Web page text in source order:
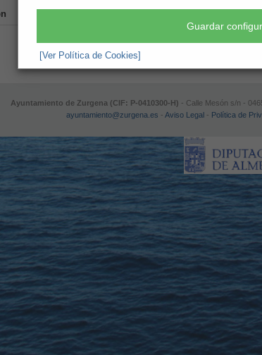
Guardar
[Ver Política de Cookies]
Ayuntamiento de Zurgena (CIF: P-0410300-H) - Calle Mesón s/n -
ayuntamiento@zurgena.es - Aviso Legal - Política de